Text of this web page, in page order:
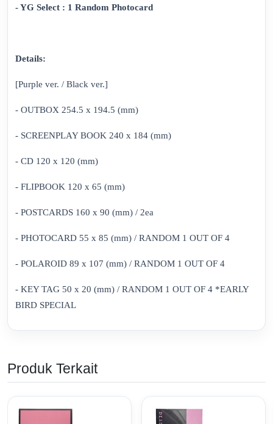
- YG Select : 1 Random Photocard
Details:
[Purple ver. / Black ver.]
- OUTBOX 254.5 x 194.5 (mm)
- SCREENPLAY BOOK 240 x 184 (mm)
- CD 120 x 120 (mm)
- FLIPBOOK 120 x 65 (mm)
- POSTCARDS 160 x 90 (mm) / 2ea
- PHOTOCARD 55 x 85 (mm) / RANDOM 1 OUT OF 4
- POLAROID 89 x 107 (mm) / RANDOM 1 OUT OF 4
- KEY TAG 50 x 20 (mm) / RANDOM 1 OUT OF 4 *EARLY
BIRD SPECIAL
Produk Terkait